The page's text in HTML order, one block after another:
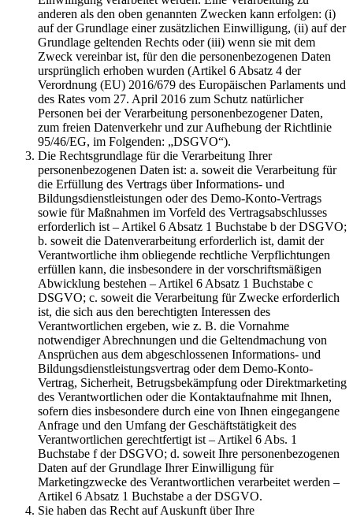
anderen als den oben genannten Zwecken kann erfolgen: (i)
auf der Grundlage einer zusätzlichen Einwilligung, (ii) auf der
Grundlage geltenden Rechts oder (iii) wenn sie mit dem
Zweck vereinbar ist, für den die personenbezogenen Daten
ursprünglich erhoben wurden (Artikel 6 Absatz 4 der
Verordnung (EU) 2016/679 des Europäischen Parlaments und
des Rates vom 27. April 2016 zum Schutz natürlicher
Personen bei der Verarbeitung personenbezogener Daten,
zum freien Datenverkehr und zur Aufhebung der Richtlinie
95/46/EG, im Folgenden: „DSGVO“).
Die Rechtsgrundlage für die Verarbeitung Ihrer
personenbezogenen Daten ist: a. soweit die Verarbeitung für
die Erfüllung des Vertrags über Informations- und
Bildungsdienstleistungen oder des Demo-Konto-Vertrags
sowie für Maßnahmen im Vorfeld des Vertragsabschlusses
erforderlich ist – Artikel 6 Absatz 1 Buchstabe b der DSGVO;
b. soweit die Datenverarbeitung erforderlich ist, damit der
Verantwortliche ihm obliegende rechtliche Verpflichtungen
erfüllen kann, die insbesondere in der vorschriftsmäßigen
Abwicklung bestehen – Artikel 6 Absatz 1 Buchstabe c
DSGVO; c. soweit die Verarbeitung für Zwecke erforderlich
ist, die sich aus den berechtigten Interessen des
Verantwortlichen ergeben, wie z. B. die Vornahme
notwendiger Abrechnungen und die Geltendmachung von
Ansprüchen aus dem abgeschlossenen Informations- und
Bildungsdienstleistungsvertrag oder dem Demo-Konto-
Vertrag, Sicherheit, Betrugsbekämpfung oder Direktmarketing
des Verantwortlichen oder die Kontaktaufnahme mit Ihnen,
sofern dies insbesondere durch eine von Ihnen eingegangene
Anfrage und den Umfang der Geschäftstätigkeit des
Verantwortlichen gerechtfertigt ist – Artikel 6 Abs. 1
Buchstabe f der DSGVO; d. soweit Ihre personenbezogenen
Daten auf der Grundlage Ihrer Einwilligung für
Marketingzwecke des Verantwortlichen verarbeitet werden –
Artikel 6 Absatz 1 Buchstabe a der DSGVO.
Sie haben das Recht auf Auskunft über Ihre